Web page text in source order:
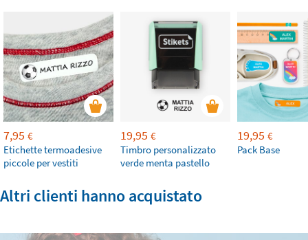
7,95 €
Etichette termoadesive
piccole per vestiti
19,95 €
Timbro personalizzato
verde menta pastello
19,95 €
Pack Base
Altri clienti hanno acquistato